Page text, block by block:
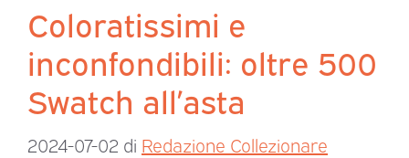
Coloratissimi e
inconfondibili: oltre 500
Swatch all’asta
2024-07-02 di Redazione Collezionare